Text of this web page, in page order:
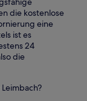
die kostenlose
eine
ist es
24
die